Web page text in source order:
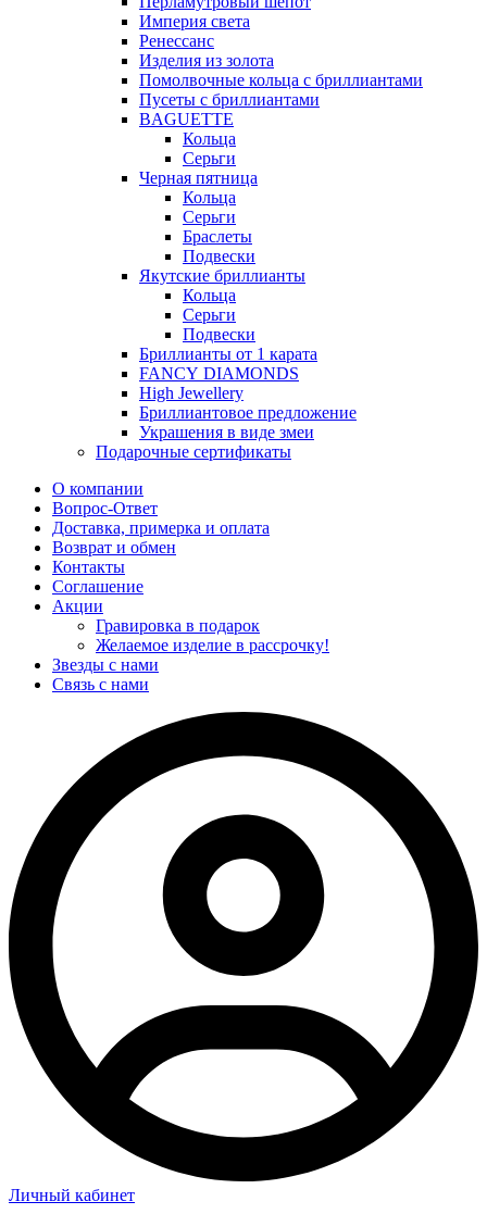
Империя света
Ренессанс
Изделия из золота
Помолвочные кольца с бриллиантами
Пусеты с бриллиантами
BAGUETTE
Кольца
Серьги
Черная пятница
Кольца
Серьги
Браслеты
Подвески
Якутские бриллианты
Кольца
Серьги
Подвески
Бриллианты от 1 карата
FANCY DIAMONDS
High Jewellery
Бриллиантовое предложение
Украшения в виде змеи
Подарочные сертификаты
О компании
Вопрос-Ответ
Доставка, примерка и оплата
Возврат и обмен
Контакты
Соглашение
Акции
Гравировка в подарок
Желаемое изделие в рассрочку!
Звезды с нами
Связь с нами
Личный кабинет